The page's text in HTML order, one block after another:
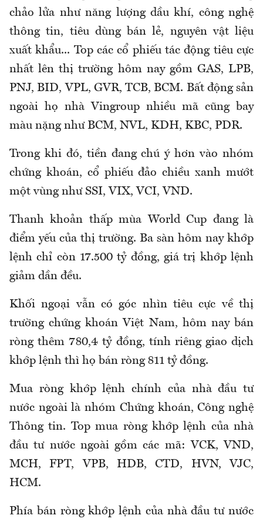
chảo lửa như năng lượng dầu khí, công nghệ
thông tin, tiêu dùng bán lẻ, nguyên vật liệu
xuất khẩu... Top các cổ phiếu tác động tiêu cực
nhất lên thị trường hôm nay gồm GAS, LPB,
PNJ, BID, VPL, GVR, TCB, BCM. Bất động sản
ngoài họ nhà Vingroup nhiều mã cũng bay
màu nặng như BCM, NVL, KDH, KBC, PDR.
Trong khi đó, tiền đang chú ý hơn vào nhóm
chứng khoán, cổ phiếu đảo chiều xanh mướt
một vùng như SSI, VIX, VCI, VND.
Thanh khoản thấp mùa World Cup đang là
điểm yếu của thị trường. Ba sàn hôm nay khớp
lệnh chỉ còn 17.500 tỷ đồng, giá trị khớp lệnh
giảm dần đều.
Khối ngoại vẫn có góc nhìn tiêu cực về thị
trường chứng khoán Việt Nam, hôm nay bán
ròng thêm 780,4 tỷ đồng, tính riêng giao dịch
khớp lệnh thì họ bán ròng 811 tỷ đồng.
Mua ròng khớp lệnh chính của nhà đầu tư
nước ngoài là nhóm Chứng khoán, Công nghệ
Thông tin. Top mua ròng khớp lệnh của nhà
đầu tư nước ngoài gồm các mã: VCK, VND,
MCH, FPT, VPB, HDB, CTD, HVN, VJC,
HCM.
Phía bán ròng khớp lệnh của nhà đầu tư nước